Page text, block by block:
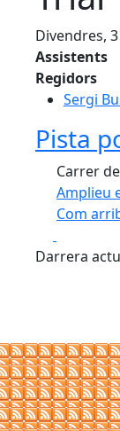
Divendres,
Assistents
Regidors
Sergi
Pista
Carrer
Amplieu
Com
+
Darrera